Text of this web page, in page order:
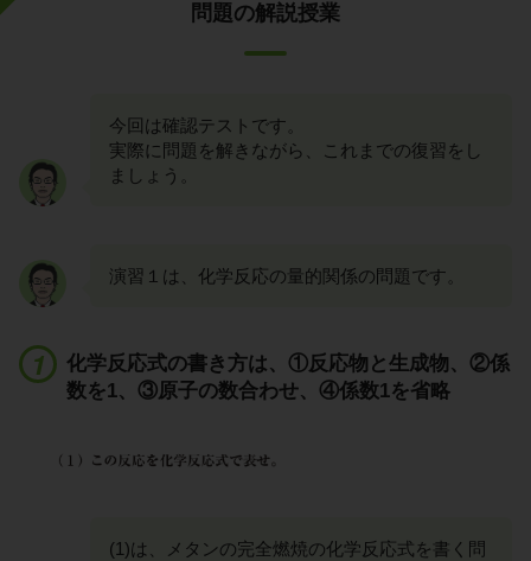
問題の解説授業
今回は確認テストです。
実際に問題を解きながら、これまでの復習をし
ましょう。
演習１は、化学反応の量的関係の問題です。
化学反応式の書き方は、①反応物と生成物、②係
数を1、③原子の数合わせ、④係数1を省略
(1)は、メタンの完全燃焼の化学反応式を書く問